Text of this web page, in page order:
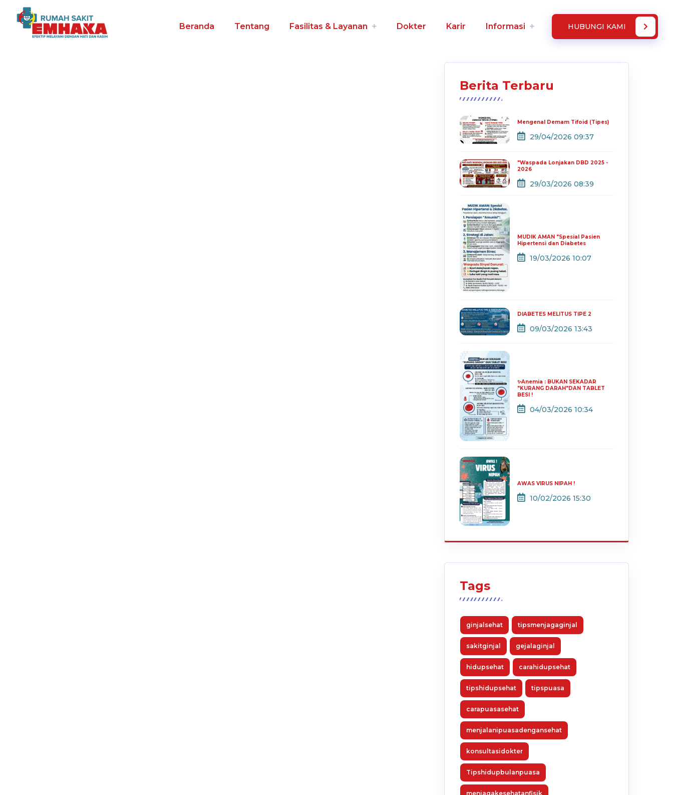
HUBUNGI KAMI
Beranda Tentang Fasilitas & Layanan Dokter Karir Informasi
Berita Terbaru
Mengenal Demam Tifoid (Tipes)
29/04/2026 09:37
"Waspada Lonjakan DBD 2025 -
2026
29/03/2026 08:39
MUDIK AMAN "Spesial Pasien
Hipertensi dan Diabetes
19/03/2026 10:07
DIABETES MELITUS TIPE 2
09/03/2026 13:43
✨Anemia : BUKAN SEKADAR
"KURANG DARAH"DAN TABLET
BESI !
04/03/2026 10:34
AWAS VIRUS NIPAH !
10/02/2026 15:30
Tags
ginjalsehat tipsmenjagaginjal
sakitginjal gejalaginjal
hidupsehat carahidupsehat
tipshidupsehat tipspuasa
carapuasasehat
menjalanipuasadengansehat
konsultasidokter
Tipshidupbulanpuasa
menjagakesehatanfisik